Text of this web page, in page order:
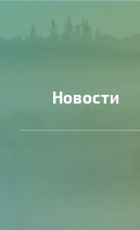
Новости